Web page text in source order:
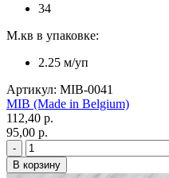
34
М.кв в упаковке:
2.25 м/уп
Артикул: MIB-0041
MIB (Made in Belgium)
112,40 p.
95,00 p.